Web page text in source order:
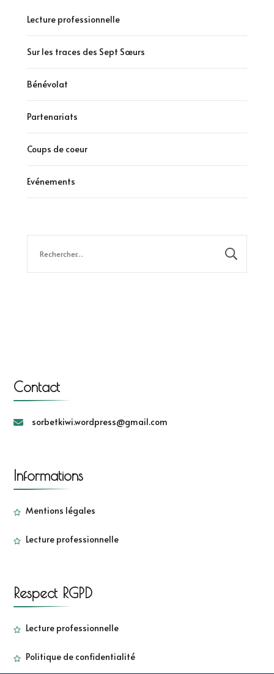
Lecture professionnelle
Sur les traces des Sept Sœurs
Bénévolat
Partenariats
Coups de coeur
Evénements
Contact
sorbetkiwi.wordpress@gmail.com
Informations
Mentions légales
Lecture professionnelle
Respect RGPD
Lecture professionnelle
Politique de confidentialité